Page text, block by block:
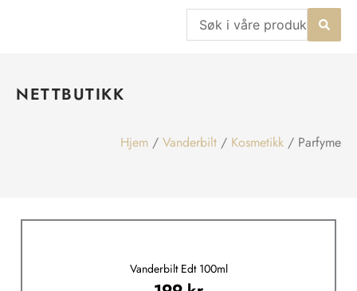
Search
...
NETTBUTIKK
Hjem / Vanderbilt / Kosmetikk / Parfyme
Vanderbilt Edt 100ml